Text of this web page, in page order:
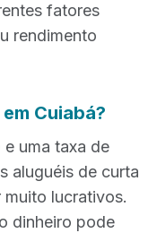
fatores
rendimento
Cuiabá?
e uma taxa de
aluguéis de curta
muito lucrativos.
dinheiro pode